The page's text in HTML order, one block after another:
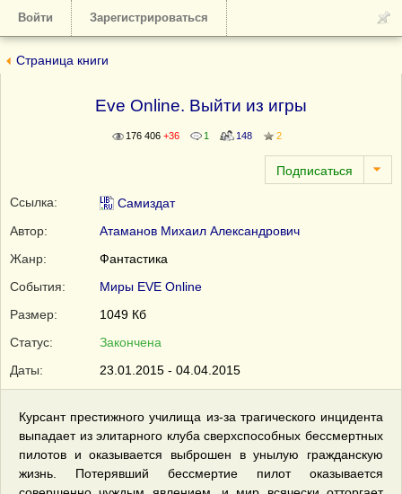
Войти Зарегистрироваться
Страница книги
Eve Online. Выйти из игры
176 406 +36 1 148 2
Ссылка:
Самиздат
Автор:
Атаманов Михаил Александрович
Жанр:
Фантастика
События:
Миры EVE Online
Размер:
1049 Кб
Статус:
Закончена
Даты:
23.01.2015 - 04.04.2015
Курсант престижного училища из-за трагического инцидента
выпадает из элитарного клуба сверхспособных бессмертных
пилотов и оказывается выброшен в унылую гражданскую
жизнь. Потерявший бессмертие пилот оказывается